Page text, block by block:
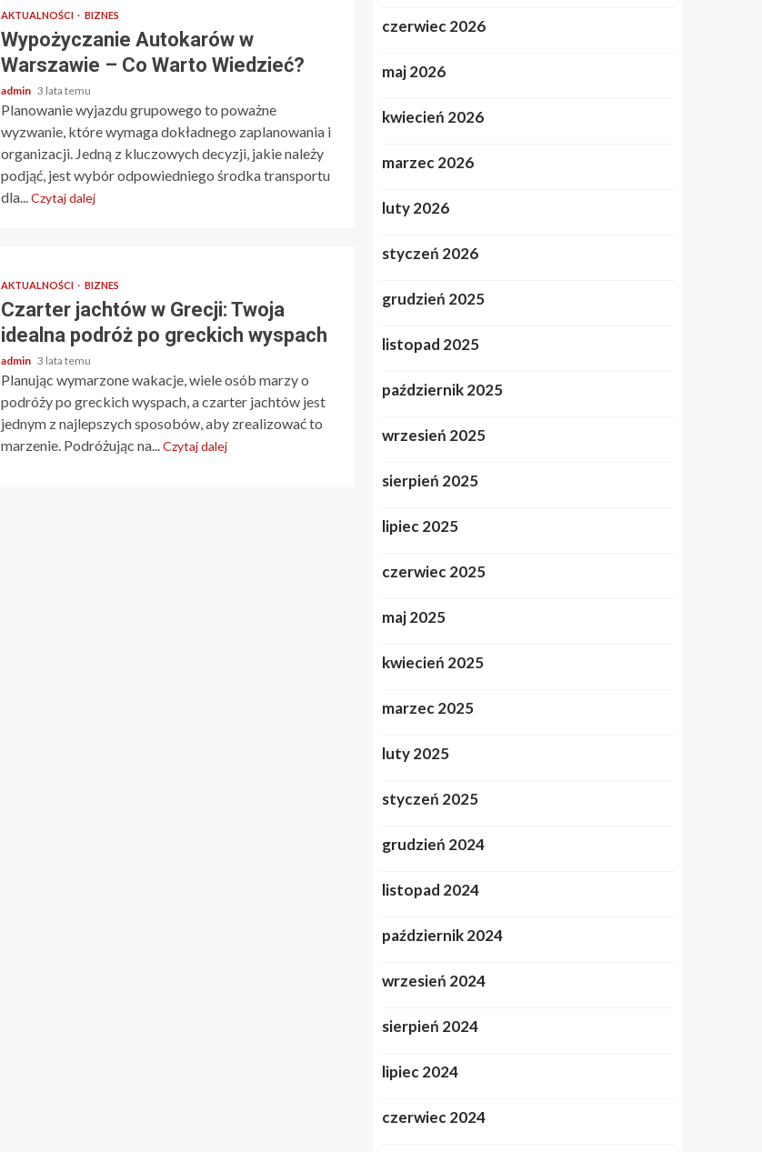
AKTUALNOŚCI BIZNES
Wypożyczanie Autokarów w
Warszawie – Co Warto Wiedzieć?
admin 3 lata temu
Planowanie wyjazdu grupowego to poważne
wyzwanie, które wymaga dokładnego zaplanowania i
organizacji. Jedną z kluczowych decyzji, jakie należy
podjąć, jest wybór odpowiedniego środka transportu
dla... Czytaj dalej
AKTUALNOŚCI BIZNES
Czarter jachtów w Grecji: Twoja
idealna podróż po greckich wyspach
admin 3 lata temu
Planując wymarzone wakacje, wiele osób marzy o
podróży po greckich wyspach, a czarter jachtów jest
jednym z najlepszych sposobów, aby zrealizować to
marzenie. Podróżując na... Czytaj dalej
czerwiec 2026
maj 2026
kwiecień 2026
marzec 2026
luty 2026
styczeń 2026
grudzień 2025
listopad 2025
październik 2025
wrzesień 2025
sierpień 2025
lipiec 2025
czerwiec 2025
maj 2025
kwiecień 2025
marzec 2025
luty 2025
styczeń 2025
grudzień 2024
listopad 2024
październik 2024
wrzesień 2024
sierpień 2024
lipiec 2024
czerwiec 2024